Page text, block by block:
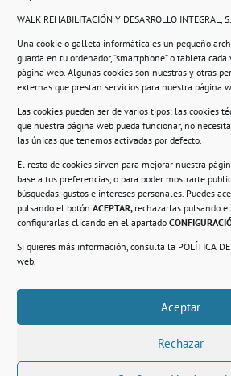
WALK REHABILITACIÓN Y DESARROLLO INTEGRAL,
Una cookie o galleta informática es un pequeño
guarda en tu ordenador, “smartphone” o tableta
página web. Algunas cookies son nuestras y otras
externas que prestan servicios para nuestra página
Las cookies pueden ser de varios tipos: las cookies
que nuestra página web pueda funcionar, no
las únicas que tenemos activadas por defecto.
El resto de cookies sirven para mejorar nuestra
base a tus preferencias, o para poder mostrarte
búsquedas, gustos e intereses personales. Puedes
pulsando el botón ACEPTAR, rechazarlas pulsando
configurarlas clicando en el apartado
Si quieres más información, consulta la POLÍTICA
web.
Aceptar
Rechazar
Información
Compromiso con la protección
personales.
Política de Cookies.
© 2021. Realizado en el Centro